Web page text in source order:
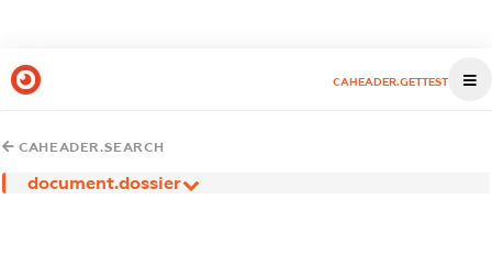
CAHEADER.GETTEST
CAHEADER.SEARCH
document.dossier